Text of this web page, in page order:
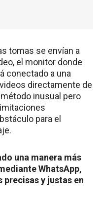
tomas se envían a
el monitor donde
conectado a una
directamente de
inusual pero
para el
una manera más
WhatsApp,
precisas y justas en